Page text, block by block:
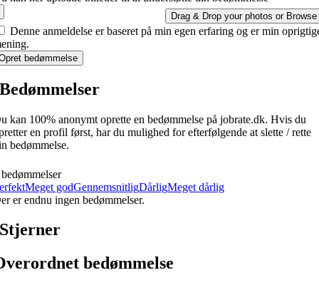
Drag & Drop your photos or Browse
Denne anmeldelse er baseret på min egen erfaring og er min
bedømmelse
Bedømmelser
kan 100% anonymt oprette en bedømmelse på jobrate.dk. Hvis du
en profil først, har du mulighed for efterfølgende at slette / rette
bedømmelse.
Meget godGennemsnitligDårligMeget dårlig
er endnu ingen bedømmelser.
Stjerner
bedømmelse